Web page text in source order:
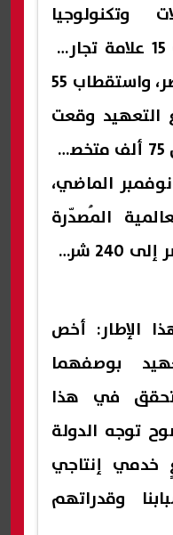
وتكنولوجيا
المعلومات على اجتذاب 15 علامة تجارية
لتصنيع المحمول في مصر، واستقطاب 55
وقعت
اتفاقيات لتعيين أكثر من 75 ألف متخصص
الماضي،
المُصدّرة
للخدمات الرقمية من مصر إلى 240 شركة
الإطار: أخص
بوصفهما
تحقق في هذا
توجه الدولة
خدمي إنتاجي
وقدراتهم